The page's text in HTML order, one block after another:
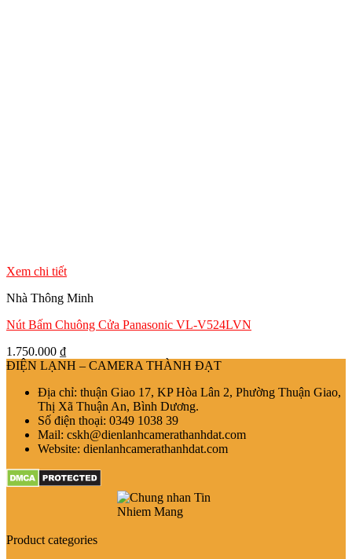
Xem chi tiết
Nhà Thông Minh
Nút Bấm Chuông Cửa Panasonic VL-V524LVN
1.750.000 ₫
ĐIỆN LẠNH – CAMERA THÀNH ĐẠT
Địa chỉ: thuận Giao 17, KP Hòa Lân 2, Phường Thuận Giao,
Thị Xã Thuận An, Bình Dương.
Số điện thoại: 0349 1038 39
Mail: cskh@dienlanhcamerathanhdat.com
Website: dienlanhcamerathanhdat.com
Product categories